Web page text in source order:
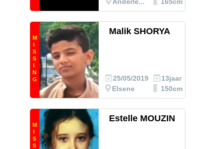
Anderle...
165cm
M
I
S
S
I
N
G
Malik SHORYA
25/05/2019
Elsene
13jaar
150cm
M
I
S
S
Estelle MOUZIN